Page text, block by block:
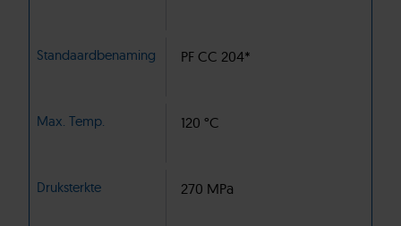
Standaardbenaming PF CC 204*
Max. Temp. 120 °C
Druksterkte 270 MPa